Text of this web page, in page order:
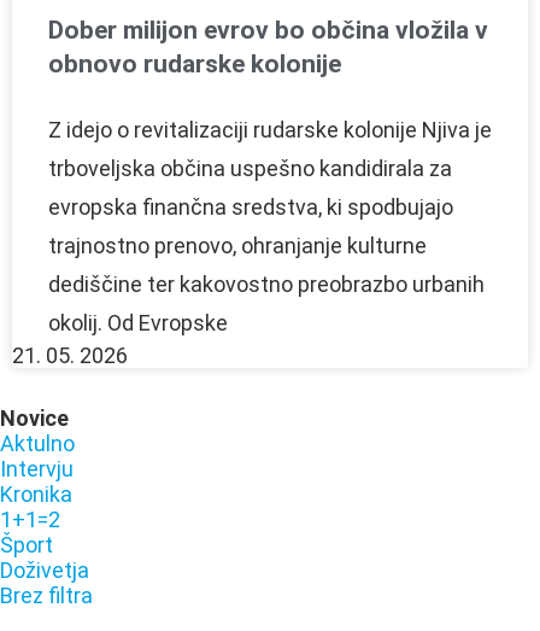
Dober milijon evrov bo občina vložila v
obnovo rudarske kolonije
Z idejo o revitalizaciji rudarske kolonije Njiva je
trboveljska občina uspešno kandidirala za
evropska finančna sredstva, ki spodbujajo
trajnostno prenovo, ohranjanje kulturne
dediščine ter kakovostno preobrazbo urbanih
okolij. Od Evropske
21. 05. 2026
Novice
Aktulno
Intervju
Kronika
1+1=2
Šport
Doživetja
Brez filtra